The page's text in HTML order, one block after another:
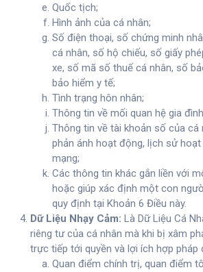
Quốc tịch;
Hình ảnh của cá nhân;
Số điện thoại, số chứng minh
cá nhân, số hộ chiếu, số giấy
xe, số mã số thuế cá nhân, số
bảo hiểm y tế;
Tình trạng hôn nhân;
Thông tin về mối quan hệ gia
Thông tin về tài khoản số của cá
phản ánh hoạt động, lịch sử
mạng;
Các thông tin khác gắn liền với
hoặc giúp xác định một con
quy định tại Khoản 6 Điều này.
Dữ Liệu Nhạy Cảm: Là Dữ Liệu Cá
riêng tư của cá nhân mà khi bị xâm
trực tiếp tới quyền và lợi ích hợp pháp
Quan điểm chính trị, quan điểm